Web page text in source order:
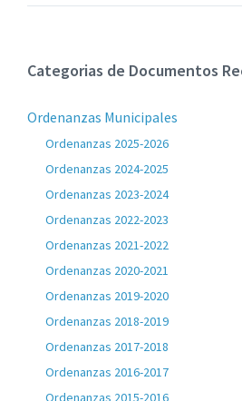
Categorias de Documentos
Ordenanzas Municipales
Ordenanzas 2025-2026
Ordenanzas 2024-2025
Ordenanzas 2023-2024
Ordenanzas 2022-2023
Ordenanzas 2021-2022
Ordenanzas 2020-2021
Ordenanzas 2019-2020
Ordenanzas 2018-2019
Ordenanzas 2017-2018
Ordenanzas 2016-2017
Ordenanzas 2015-2016